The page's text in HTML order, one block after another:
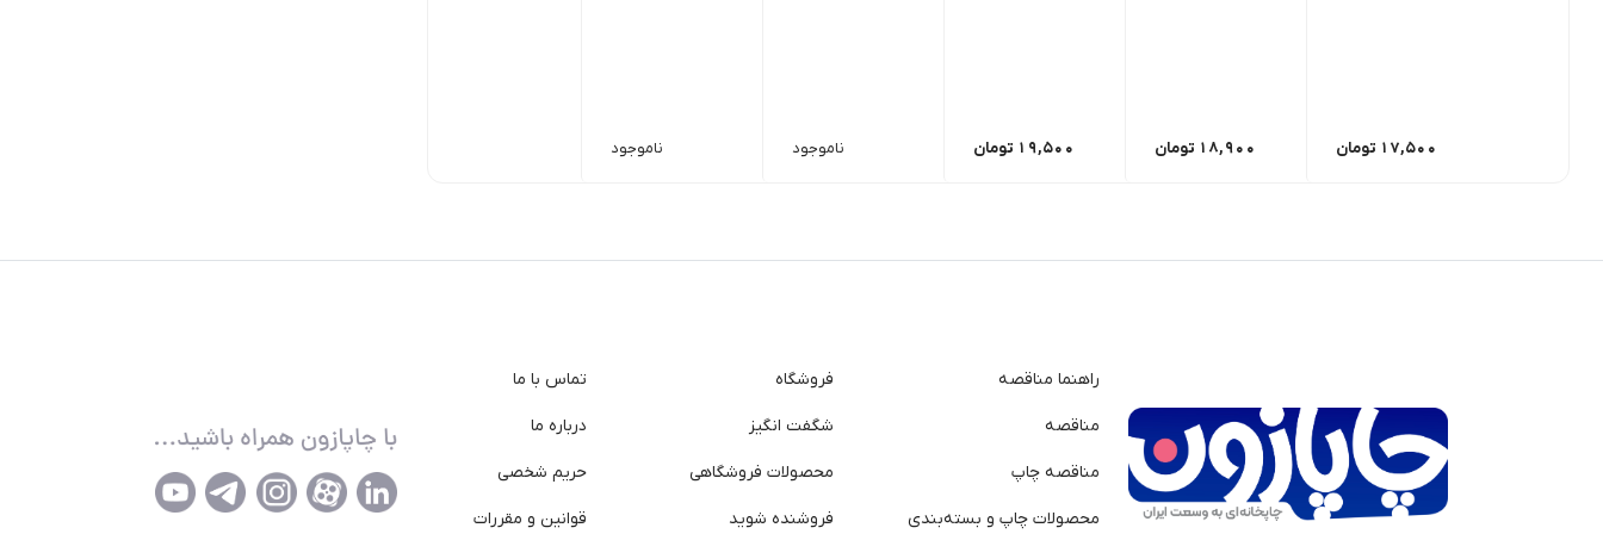
17,500 تومان 18,900 تومان 19,500 تومان ناموجود ناموجود
راهنما مناقصه
مناقصه
مناقصه چاپ
محصولات چاپ و بسته‌بندی
فروشگاه
شگفت انگیز
محصولات فروشگاهی
فروشنده شوید
تماس با ما
درباره ما
حریم شخصی
قوانین و مقررات